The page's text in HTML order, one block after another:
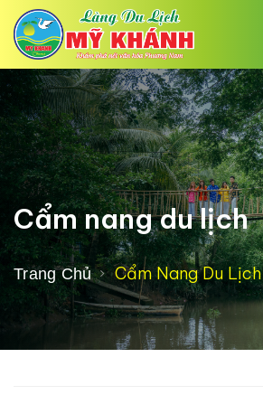
Cẩm nang du lịch
Trang Chủ Cẩm Nang Du Lịch